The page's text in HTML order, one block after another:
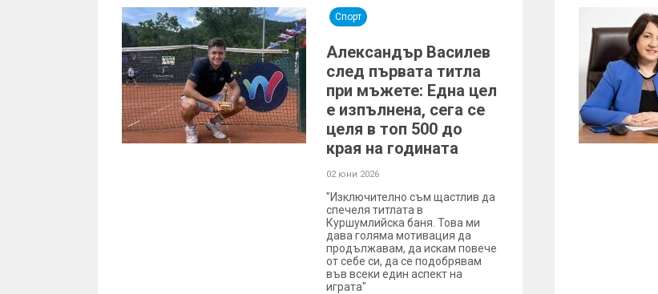
Спорт
Александър Василев
след първата титла
при мъжете: Една цел
е изпълнена, сега се
целя в топ 500 до
края на годината
02 юни 2026
"Изключително съм щастлив да
спечеля титлата в
Куршумлийска баня. Това ми
дава голяма мотивация да
продължавам, да искам повече
от себе си, да се подобрявам
във всеки един аспект на
играта"